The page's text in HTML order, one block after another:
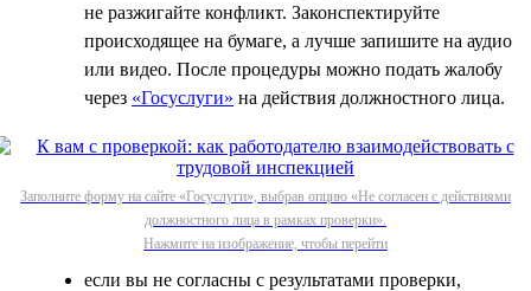
не разжигайте конфликт. Законспектируйте
происходящее на бумаге, а лучше запишите на аудио
или видео. После процедуры можно подать жалобу
через «Госуслуги» на действия должностного лица.
Заполните форму на сайте «Госуслуги», выбрав опцию «Не согласен с действиями
должностного лица в рамках проверки».
Нажмите на изображение, чтобы перейти
если вы не согласны с результатами проверки,